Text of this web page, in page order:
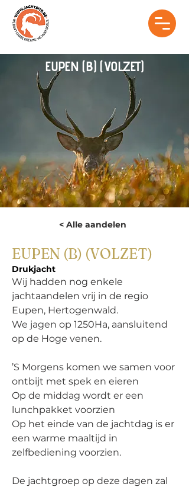
EUPEN (B) (VOLZET)
< Alle aandelen
EUPEN (B) (VOLZET)
Drukjacht
Wij hadden nog enkele
jachtaandelen vrij in de regio
Eupen, Hertogenwald.
We jagen op 1250Ha, aansluitend
op de Hoge venen.
’S Morgens komen we samen voor
ontbijt met spek en eieren
Op de middag wordt er een
lunchpakket voorzien
Op het einde van de jachtdag is er
een warme maaltijd in
zelfbediening voorzien.
De jachtgroep op deze dagen zal